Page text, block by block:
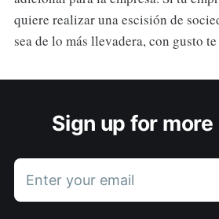
quiere realizar una escisión de
sea de lo más llevadera, con gusto te
Sign up for
Enter your email